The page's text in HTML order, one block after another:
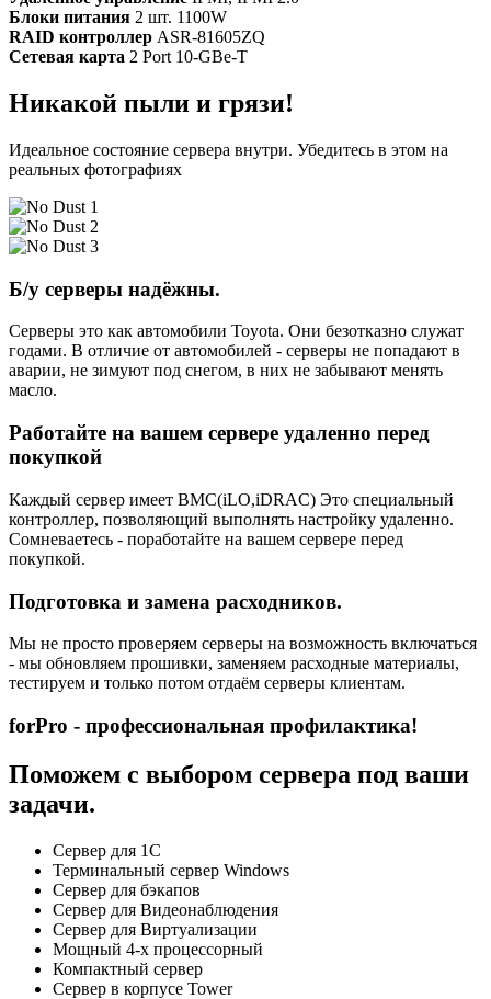
Блоки питания 2 шт. 1100W
RAID контроллер ASR-81605ZQ
Сетевая карта 2 Port 10-GBe-T
Никакой пыли и грязи!
Идеальное состояние сервера внутри. Убедитесь в этом на
реальных фотографиях
Б/у серверы надёжны.
Серверы это как автомобили Toyota. Они безотказно служат
годами. В отличие от автомобилей - серверы не попадают в
аварии, не зимуют под снегом, в них не забывают менять
масло.
Работайте на вашем сервере удаленно перед
покупкой
Каждый сервер имеет BMC(iLO,iDRAC) Это специальный
контроллер, позволяющий выполнять настройку удаленно.
Сомневаетесь - поработайте на вашем сервере перед
покупкой.
Подготовка и замена расходников.
Мы не просто проверяем серверы на возможность включаться
- мы обновляем прошивки, заменяем расходные материалы,
тестируем и только потом отдаём серверы клиентам.
forPro - профессиональная профилактика!
Поможем с выбором сервера под ваши
задачи.
Сервер для 1С
Терминальный сервер Windows
Сервер для бэкапов
Сервер для Видеонаблюдения
Сервер для Виртуализации
Мощный 4-х процессорный
Компактный сервер
Сервер в корпусе Tower